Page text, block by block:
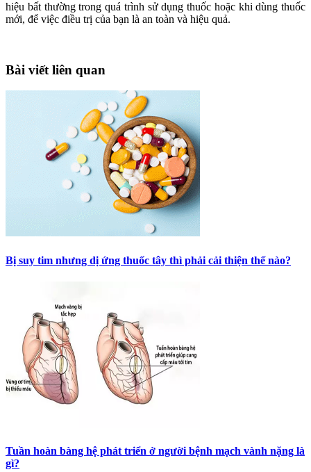
hiệu bất thường trong quá trình sử dụng thuốc hoặc khi dùng thuốc
mới, để việc điều trị của bạn là an toàn và hiệu quả.
Bài viết liên quan
Bị suy tim nhưng dị ứng thuốc tây thì phải cải thiện thế nào?
Tuần hoàn bàng hệ phát triển ở người bệnh mạch vành nặng là
gì?